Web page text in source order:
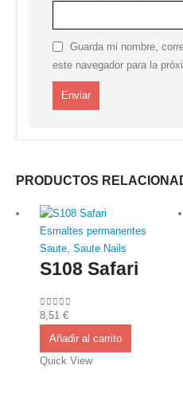
Guarda mi nombre,
este navegador para la
PRODUCTOS
Esmaltes permanentes
Saute, Saute Nails
S108 Safari
0out of 5
8,51 €
Añadir al carrito
Quick View